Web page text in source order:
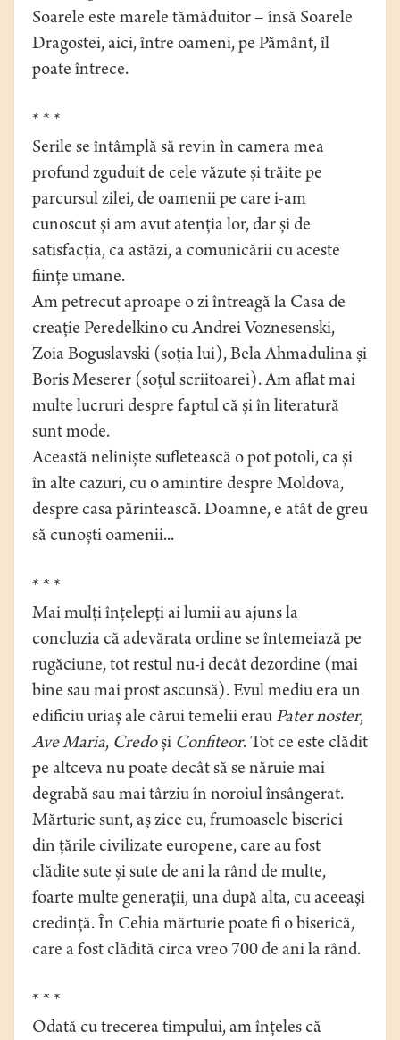
Soarele este marele tămăduitor – însă Soarele
Dragostei, aici, între oameni, pe Pământ, îl
poate întrece.
* * *
Serile se întâmplă să revin în camera mea
profund zguduit de cele văzute și trăite pe
parcursul zilei, de oamenii pe care i-am
cunoscut și am avut atenția lor, dar și de
satisfacția, ca astăzi, a comunicării cu aceste
ființe umane.
Am petrecut aproape o zi întreagă la Casa de
creație Peredelkino cu Andrei Voznesenski,
Zoia Boguslavski (soția lui), Bela Ahmadulina și
Boris Meserer (soțul scriitoarei). Am aflat mai
multe lucruri despre faptul că și în literatură
sunt mode.
Această neliniște sufletească o pot potoli, ca și
în alte cazuri, cu o amintire despre Moldova,
despre casa părintească. Doamne, e atât de greu
să cunoști oamenii...
* * *
Mai mulți înțelepți ai lumii au ajuns la
concluzia că adevărata ordine se întemeiază pe
rugăciune, tot restul nu-i decât dezordine (mai
bine sau mai prost ascunsă). Evul mediu era un
edificiu uriaș ale cărui temelii erauPater noster,
Ave Maria, Credoși Confiteor. Tot ce este clădit
pe altceva nu poate decât să se năruie mai
degrabă sau mai târziu în noroiul însângerat.
Mărturie sunt, aș zice eu, frumoasele biserici
din țările civilizate europene, care au fost
clădite sute și sute de ani la rând de multe,
foarte multe generații, una după alta, cu aceeași
credință. În Cehia mărturie poate fi o biserică,
care a fost clădită circa vreo 700 de ani la rând.
* * *
Odată cu trecerea timpului, am înțeles că